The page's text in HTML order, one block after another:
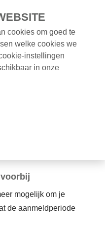
MENU
uur tot 16:00 uur
mogelijk om je
de aanmeldperiode
cookies om goed te
welke cookies we
instellingen
in onze